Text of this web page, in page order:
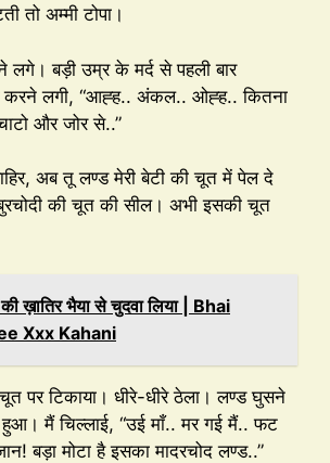
तो अम्मी टोपा।
लगे। बड़ी उम्र के मर्द से पहली बार
करने लगी, “आह्ह.. अंकल.. ओह्ह.. कितना
और जोर से..”
अब तू लण्ड मेरी बेटी की चूत में पेल दे
की चूत की सील। अभी इसकी चूत
की ख़ातिर भैया से चुदवा लिया | Bhai
Xxx Kahani
पर टिकाया। धीरे-धीरे ठेला। लण्ड घुसने
मैं चिल्लाई, “उई माँ.. मर गई मैं.. फट
बड़ा मोटा है इसका मादरचोद लण्ड..”